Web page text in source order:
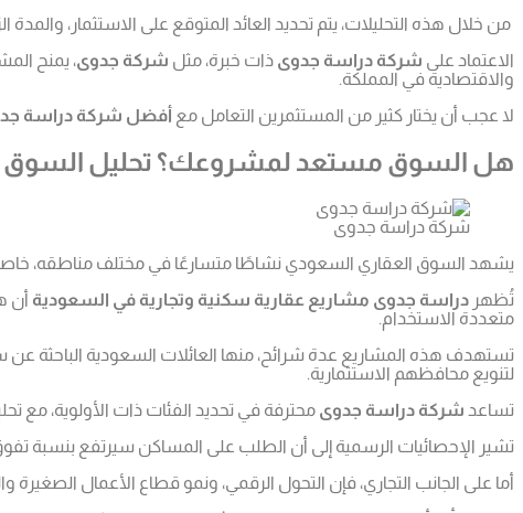
من خلال هذه التحليلات، يتم تحديد العائد المتوقع على الاستثمار،
الاعتماد على شركة دراسة جدوى ذات خبرة، مثل شركة جدوى، يمنح
والاقتصادية في المملكة.
لا عجب أن يختار كثير من المستثمرين التعامل مع أفضل شركة دراسة
هل السوق مستعد لمشروعك؟ تحليل السوق
شركة دراسة جدوى
يشهد السوق العقاري السعودي نشاطًا متسارعًا في مختلف مناطقه، خاصة
تُظهر دراسة جدوى مشاريع عقارية سكنية وتجارية في السعودية أن
متعددة الاستخدام.
تستهدف هذه المشاريع عدة شرائح، منها العائلات السعودية الباحثة
لتنويع محافظهم الاستثمارية.
تساعد شركة دراسة جدوى محترفة في تحديد الفئات ذات الأولوية،
تشير الإحصائيات الرسمية إلى أن الطلب على المساكن سيرتفع بنسبة تفوق 30% بحلول عام 2030، وهو ما يتطلب ضخ استثمارات جديدة في مشاريع تخطيطية
أما على الجانب التجاري، فإن التحول الرقمي، ونمو قطاع الأعمال